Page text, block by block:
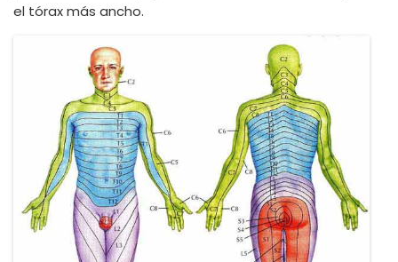
el tórax más ancho.